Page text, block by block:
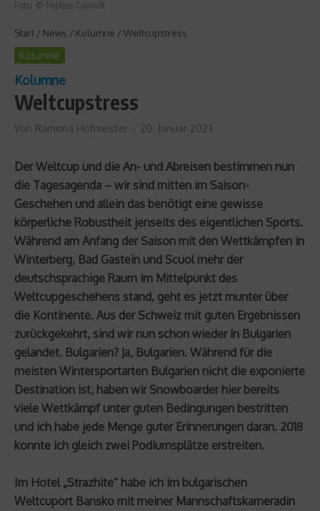
Foto: © Peplies Consult
Start / News / Kolumne / Weltcupstress
Kolumne
Kolumne
Weltcupstress
Von Ramona Hofmeister 20. Januar 2023
Der Weltcup und die An- und Abreisen bestimmen nun
die Tagesagenda – wir sind mitten im Saison-
Geschehen und allein das benötigt eine gewisse
körperliche Robustheit jenseits des eigentlichen Sports.
Während am Anfang der Saison mit den Wettkämpfen in
Winterberg, Bad Gastein und Scuol mehr der
deutschsprachige Raum im Mittelpunkt des
Weltcupgeschehens stand, geht es jetzt munter über
die Kontinente. Aus der Schweiz mit guten Ergebnissen
zurückgekehrt, sind wir nun schon wieder in Bulgarien
gelandet. Bulgarien? Ja, Bulgarien. Während für die
meisten Wintersportarten Bulgarien nicht die exponierte
Destination ist, haben wir Snowboarder hier bereits
viele Wettkämpf unter guten Bedingungen bestritten
und ich habe jede Menge guter Erinnerungen daran. 2018
konnte ich gleich zwei Podiumsplätze erstreiten.
Im Hotel „Strazhite“ habe ich im bulgarischen
Weltcuport Bansko mit meiner Mannschaftskameradin